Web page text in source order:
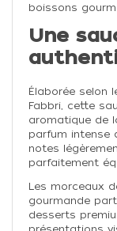
boissons
Une
Élaborée selon
Fabbri, cette
aromatique de
parfum intense
notes
parfaitement
Les morceaux
gourmande
desserts